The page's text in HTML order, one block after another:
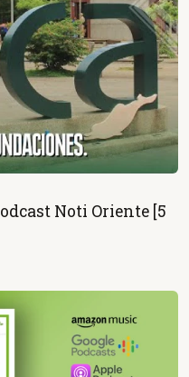
Noti Oriente [5